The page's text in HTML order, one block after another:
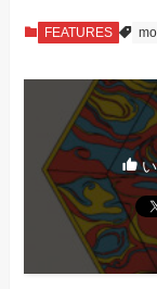
FEATURES
い